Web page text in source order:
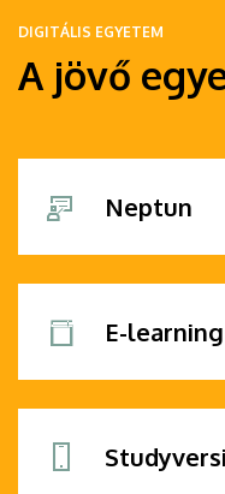
DIGITÁLIS EGYETEM
A jövő
Neptun
E-learning